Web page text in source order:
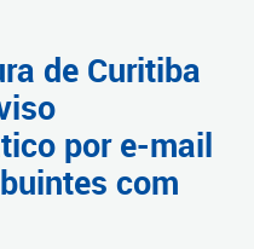
de Curitiba
por e-mail
com